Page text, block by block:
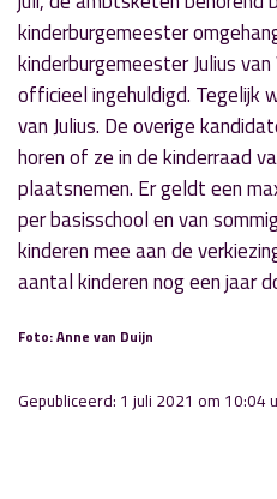
kinderburgemeester
kinderburgemeester Julius
officieel ingehuldigd. Tegelijk
van Julius. De overige
horen of ze in de kinderraad
plaatsnemen. Er geldt een
per basisschool en van
kinderen mee aan de
aantal kinderen nog een jaar
Foto: Anne van Duijn
Gepubliceerd: 1 juli 2021 om 10:04